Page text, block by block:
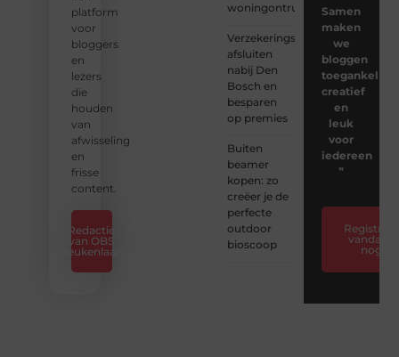
platform
voor
bloggers
en
lezers
die
houden
van
afwisseling
en
frisse
content.
Redactie
van OBS
Beukenlaan
woningontruiming?
Verzekeringspakket
afsluiten
nabij Den
Bosch en
besparen
op premies
Buiten
beamer
kopen: zo
creëer je de
perfecte
outdoor
bioscoop
Samen
maken
we
bloggen
toegankelijk,
creatief
en
leuk
voor
iedereen
❞
Registreer
vandaag
nog